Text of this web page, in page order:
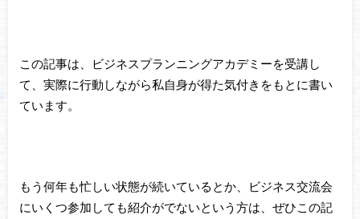
この記事は、ビジネスプランニングアカデミーを受講し
て、実際に行動しながら私自身が得た気付きをもとに書い
ています。
もう何年も忙しい状態が続いているとか、ビジネス交流会
にいくつ参加しても紹介がでないという方は、ぜひこの記